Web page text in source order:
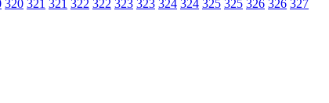
320 321 321 322 322 323 323 324 324 325 325 326 326 327